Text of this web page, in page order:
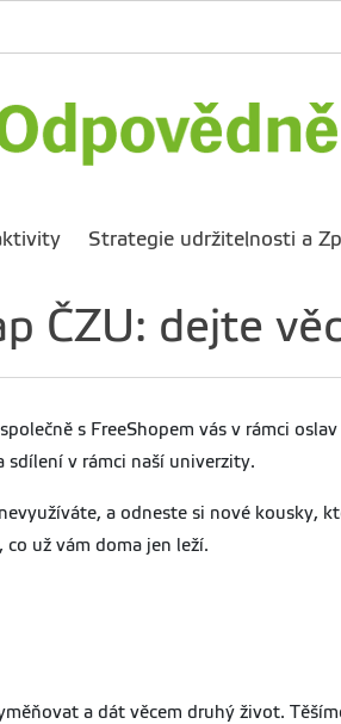
Strategie udržitelnosti a
ČZU: dejte
s FreeShopem vás v rámci
v rámci naší univerzity.
a odneste si nové kousky,
už vám doma jen leží.
a dát věcem druhý život.